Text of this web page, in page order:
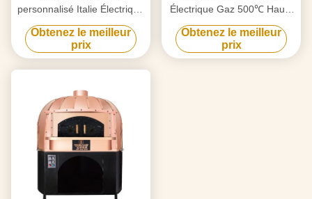
personnalisé Italie Électrique
Gaz 500℃ Haute
température
Obtenez le meilleur
prix
Électrique Gaz 500℃ Haute
Température
Obtenez le meilleur
prix